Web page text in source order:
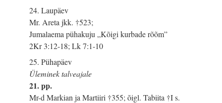
24. Laupäev
Mr. Areta jkk. †523;
Jumalaema pühakuju „Kõigi kurbade rõõm”
2Kr 3:12-18; Lk 7:1-10
25. Pühapäev
Üleminek talveajale
21. pp.
Mr-d Markian ja Martiiri †355; õigl. Tabiita †I s.